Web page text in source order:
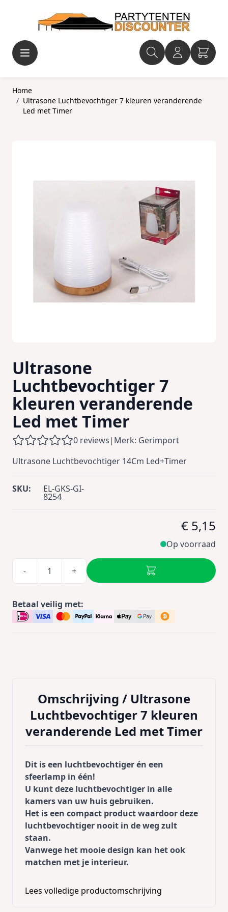
Home
/ Ultrasone Luchtbevochtiger 7 kleuren veranderende
Led met Timer
Ultrasone
Luchtbevochtiger 7
kleuren veranderende
Led met Timer
0 reviews| Merk: Gerimport
Ultrasone Luchtbevochtiger 14Cm Led+Timer
SKU: EL-GKS-GI-
8254
€ 5,15
Op voorraad
- +
Betaal veilig met:
Omschrijving / Ultrasone
Luchtbevochtiger 7 kleuren
veranderende Led met Timer
Dit is een luchtbevochtiger én een
sfeerlamp in één!
U kunt deze luchtbevochtiger in alle
kamers van uw huis gebruiken.
Het is een compact product waardoor deze
luchtbevochtiger nooit in de weg zult
staan.
Vanwege het mooie design kan het ook
matchen met je interieur.
Wat doet een luchtbevochtiger?
Een luchtbevochtiger zorgt er dus voor dat
Lees volledige productomschrijving